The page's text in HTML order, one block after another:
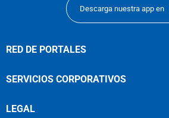
Descarga nuestra app en
RED DE PORTALES
SERVICIOS CORPORATIVOS
LEGAL